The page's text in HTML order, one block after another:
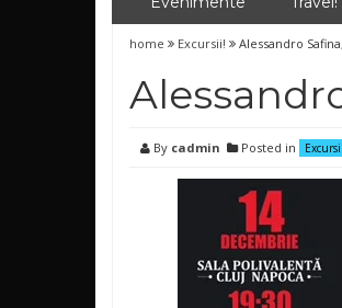
home Excursii! Alessandro
By cadmin Posted in